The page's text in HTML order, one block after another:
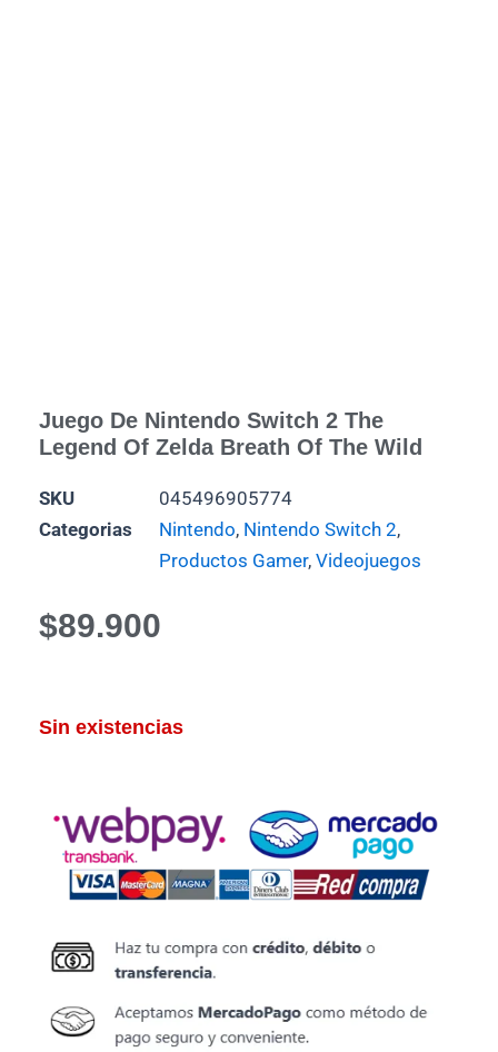
Juego De Nintendo Switch 2 The
Legend Of Zelda Breath Of The Wild
SKU
045496905774
Categorias
Nintendo, Nintendo Switch 2,
Productos Gamer, Videojuegos
$89.900
Sin existencias